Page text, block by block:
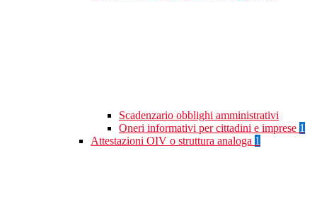
Scadenzario obblighi amministrativi
Oneri informativi per cittadini e imprese 1
Attestazioni OIV o struttura analoga 1